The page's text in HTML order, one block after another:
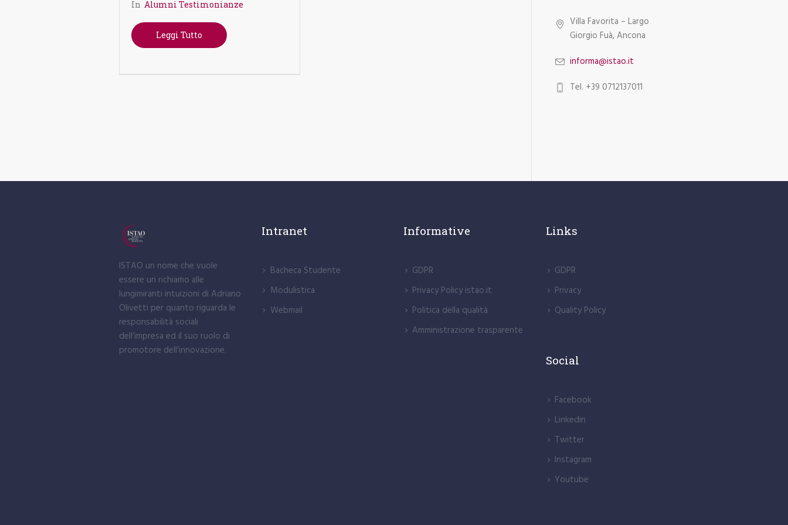
In Alumni Testimonianze
Leggi Tutto
Villa Favorita – Largo
Giorgio Fuà, Ancona
informa@istao.it
Tel. +39 0712137011
ISTAO un nome che vuole
essere un richiamo alle
lungimiranti intuizioni di Adriano
Olivetti per quanto riguarda le
responsabilità sociali
dell’impresa ed il suo ruolo di
promotore dell’innovazione.
Intranet
Bacheca Studente
Modulistica
Webmail
Informative
GDPR
Privacy Policy istao.it
Politica della qualità
Amministrazione trasparente
Links
GDPR
Privacy
Quality Policy
Social
Facebook
Linkedin
Twitter
Instagram
Youtube